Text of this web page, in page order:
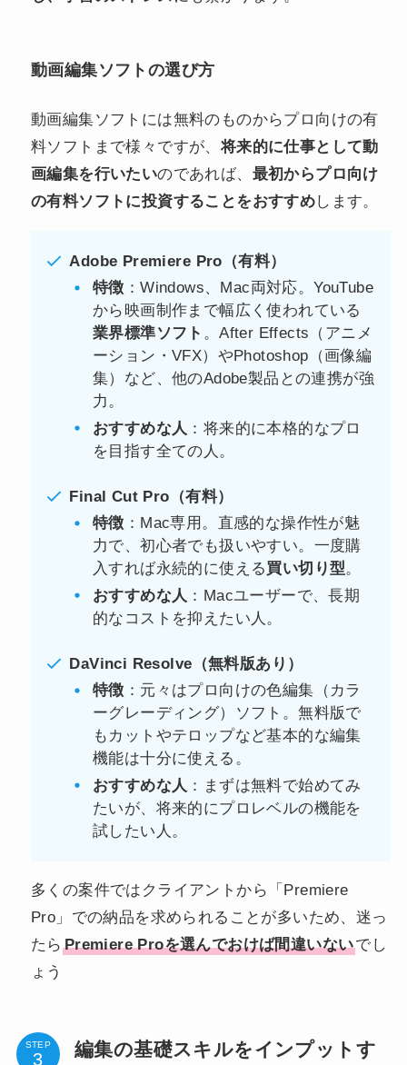
動画編集ソフトの選び方
動画編集ソフトには無料のものからプロ向けの有
料ソフトまで様々ですが、将来的に仕事として動
画編集を行いたいのであれば、 最初からプロ向け
の有料ソフトに投資することをおすすめします。
Adobe Premiere Pro（有料）
特徴 ：Windows、Mac両対応。YouTube
から映画制作まで幅広く使われている
業界標準ソフト 。After Effects（アニメ
ーション・VFX）やPhotoshop（画像編
集）など、他のAdobe製品との連携が強
力。
おすすめな人 ：将来的に本格的なプロ
を目指す全ての人。
Final Cut Pro（有料）
特徴 ：Mac専用。直感的な操作性が魅
力で、初心者でも扱いやすい。一度購
入すれば永続的に使える買い切り型。
おすすめな人 ：Macユーザーで、長期
的なコストを抑えたい人。
DaVinci Resolve（無料版あり）
特徴 ：元々はプロ向けの色編集（カラ
ーグレーディング）ソフト。無料版で
もカットやテロップなど基本的な編集
機能は十分に使える。
おすすめな人 ：まずは無料で始めてみ
たいが、将来的にプロレベルの機能を
試したい人。
多くの案件ではクライアントから「Premiere
Pro」での納品を求められることが多いため、迷っ
たら Premiere Proを選んでおけば間違いないでし
ょう
STEP
編集の基礎スキルをインプットす